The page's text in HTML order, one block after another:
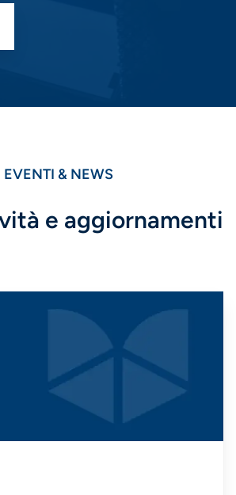
EVENTI & NEWS
e aggiornamenti